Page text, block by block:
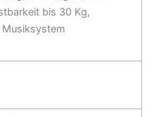
bis 30 Kg,